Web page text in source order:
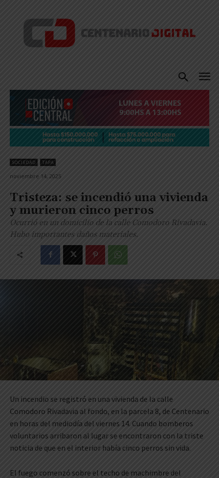
SOCIEDAD TAPA
noviembre 14, 2025
Tristeza: se incendió una vivienda
y murieron cinco perros
Ocurrió en un domicilio de la calle Comodoro Rivadavia.
Hubo importantes daños materiales.
Un incendio se registró en una vivienda de la calle
Comodoro Rivadavia al fondo, en la parcela 8, de Centenario
en horas del mediodía del viernes 14. Cuando bomberos
voluntarios arribaron al lugar se encontraron con la triste
noticia de que en el interior había cinco perros sin vida.
El fuego comenzó sobre el techo de machimbre del